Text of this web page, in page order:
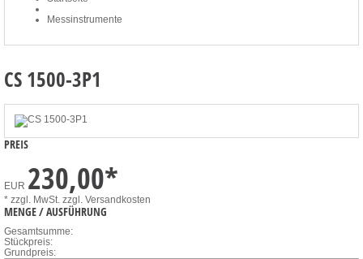
Messinstrumente
CS 1500-3P1
PREIS
EUR 230,00*
* zzgl. MwSt. zzgl. Versandkosten
MENGE / AUSFÜHRUNG
Gesamtsumme:
Stückpreis:
Grundpreis: